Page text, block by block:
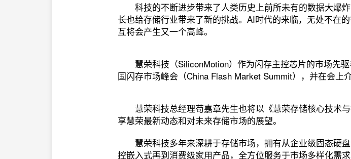
科技的不断进步带来了人类历史上前所未有的数据大爆
长也给存储行业带来了新的挑战。AI时代的来临，无处不在
互将会产生又一个高峰。
慧荣科技（SiliconMotion）作为闪存主控芯片的市场先
国闪存市场峰会（China Flash Market Summit），并在会上
慧荣科技总经理苟嘉章先生也将以《慧荣存储核心技术
享慧荣最新动态和对未来存储市场的展望。
慧荣科技多年来深耕于存储市场，拥有从企业级固态硬
控嵌入式再到消费级家用产品，全方位服务于市场多样化需